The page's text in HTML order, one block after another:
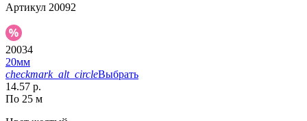
Артикул 20092
20034
20мм
checkmark_alt_circleВыбрать
14.57 р.
По 25 м